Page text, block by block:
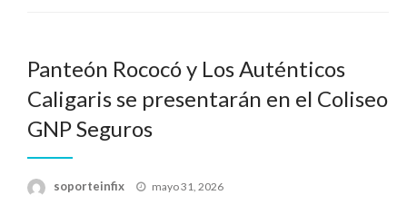
Panteón Rococó y Los Auténticos
Caligaris se presentarán en el Coliseo
GNP Seguros
soporteinfix
Publicado
mayo 31, 2026